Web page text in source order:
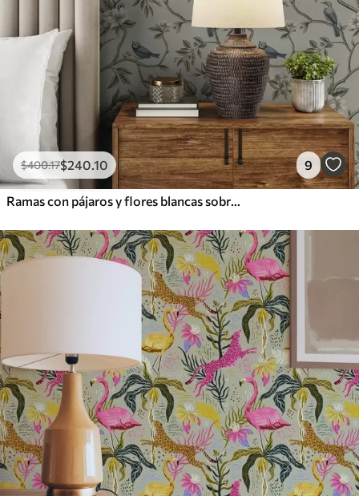
$400.17$240.10 9
Ramas con pájaros y flores blancas sobre un fondo delicado